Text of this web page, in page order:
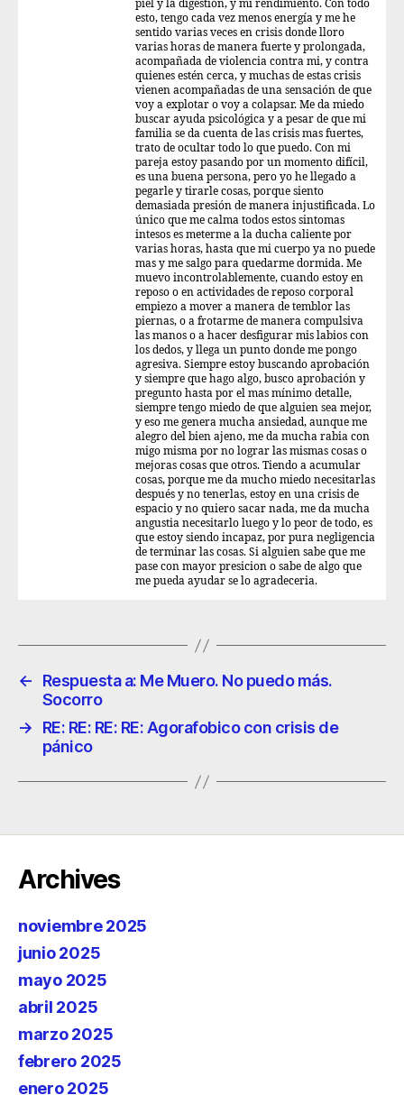
piel y la digestión, y mi rendimiento. Con todo
esto, tengo cada vez menos energía y me he
sentido varias veces en crisis donde lloro
varias horas de manera fuerte y prolongada,
acompañada de violencia contra mi, y contra
quienes estén cerca, y muchas de estas crisis
vienen acompañadas de una sensación de que
voy a explotar o voy a colapsar. Me da miedo
buscar ayuda psicológica y a pesar de que mi
familia se da cuenta de las crisis mas fuertes,
trato de ocultar todo lo que puedo. Con mi
pareja estoy pasando por un momento difícil,
es una buena persona, pero yo he llegado a
pegarle y tirarle cosas, porque siento
demasiada presión de manera injustificada. Lo
único que me calma todos estos sintomas
intesos es meterme a la ducha caliente por
varias horas, hasta que mi cuerpo ya no puede
mas y me salgo para quedarme dormida. Me
muevo incontrolablemente, cuando estoy en
reposo o en actividades de reposo corporal
empiezo a mover a manera de temblor las
piernas, o a frotarme de manera compulsiva
las manos o a hacer desfigurar mis labios con
los dedos, y llega un punto donde me pongo
agresiva. Siempre estoy buscando aprobación
y siempre que hago algo, busco aprobación y
pregunto hasta por el mas mínimo detalle,
siempre tengo miedo de que alguien sea mejor,
y eso me genera mucha ansiedad, aunque me
alegro del bien ajeno, me da mucha rabia con
migo misma por no lograr las mismas cosas o
mejoras cosas que otros. Tiendo a acumular
cosas, porque me da mucho miedo necesitarlas
después y no tenerlas, estoy en una crisis de
espacio y no quiero sacar nada, me da mucha
angustia necesitarlo luego y lo peor de todo, es
que estoy siendo incapaz, por pura negligencia
de terminar las cosas. Si alguien sabe que me
pase con mayor presicion o sabe de algo que
me pueda ayudar se lo agradeceria.
←
Respuesta a: Me Muero. No puedo más.
Socorro
→
RE: RE: RE: RE: Agorafobico con crisis de
pánico
Archives
noviembre 2025
junio 2025
mayo 2025
abril 2025
marzo 2025
febrero 2025
enero 2025